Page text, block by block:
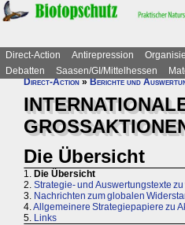
Direct-Action Antirepression
Debatten
Saasen/GI/Mittelhessen
Direct-Action»Berichte und
Die Übersicht
1. Die Übersicht
2. Strategie- und Auswertungstexte
3. Nachrichten zum globalen
4.Allgemeinere Strategiepapiere zu
5. Links